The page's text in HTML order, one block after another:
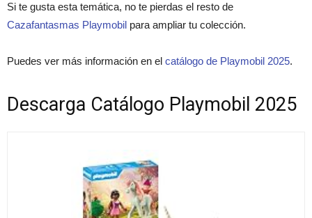
Si te gusta esta temática, no te pierdas el resto de
Cazafantasmas Playmobil para ampliar tu colección.
Puedes ver más información en el catálogo de Playmobil 2025.
Descarga Catálogo Playmobil 2025